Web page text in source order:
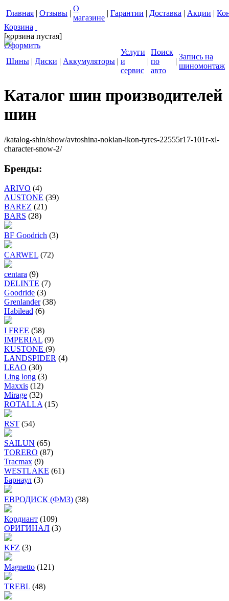
Главная | Отзывы |
О
магазине
| Гарантии | Доставка | Акции |
Корзина
[корзина пустая]
Оформить
Шины | Диски | Аккумуляторы |
Услуги
и
сервис
|
Поиск
по
авто
|
Запись на
шиномонтаж
Каталог шин производителей
шин
/katalog-shin/show/avtoshina-nokian-ikon-tyres-22555r17-101r-xl-
character-snow-2/
Бренды:
ARIVO (4)
AUSTONE (39)
BAREZ (21)
BARS (28)
BF Goodrich (3)
CARWEL (72)
centara (9)
DELINTE (7)
Goodride (3)
Grenlander (38)
Habilead (6)
I FREE (58)
IMPERIAL (9)
KUSTONE (9)
LANDSPIDER (4)
LEAO (30)
Ling long (3)
Maxxis (12)
Mirage (32)
ROTALLA (15)
RST (54)
SAILUN (65)
TORERO (87)
Tracmax (9)
WESTLAKE (61)
Барнаул (3)
ЕВРОДИСК (ФМЗ) (38)
Кордиант (109)
ОРИГИНАЛ (3)
KFZ (3)
Magnetto (121)
TREBL (48)